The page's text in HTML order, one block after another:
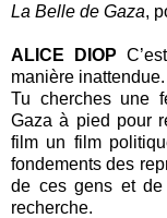
La Belle de Gaza,
ALICE DIOP
manière inattendue.
Tu cherches une
Gaza à pied pour
film un film
fondements des
de ces gens et de
recherche.